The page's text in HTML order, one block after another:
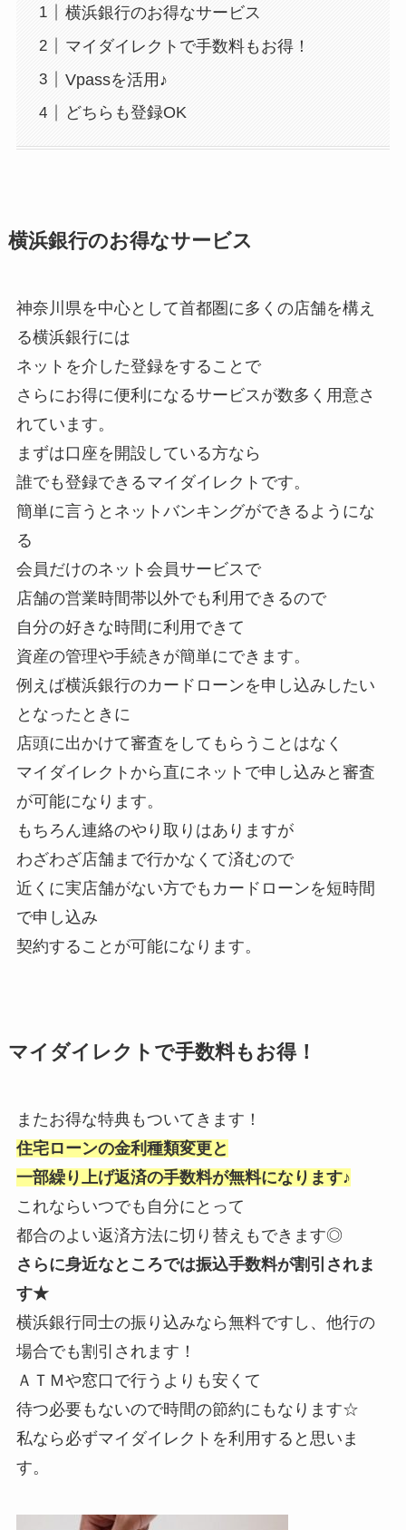
横浜銀行のお得なサービス
マイダイレクトで手数料もお得！
Vpassを活用♪
どちらも登録OK
横浜銀行のお得なサービス
神奈川県を中心として首都圏に多くの店舗を構え
る横浜銀行には
ネットを介した登録をすることで
さらにお得に便利になるサービスが数多く用意さ
れています。
まずは口座を開設している方なら
誰でも登録できるマイダイレクトです。
簡単に言うとネットバンキングができるようにな
る
会員だけのネット会員サービスで
店舗の営業時間帯以外でも利用できるので
自分の好きな時間に利用できて
資産の管理や手続きが簡単にできます。
例えば横浜銀行のカードローンを申し込みしたい
となったときに
店頭に出かけて審査をしてもらうことはなく
マイダイレクトから直にネットで申し込みと審査
が可能になります。
もちろん連絡のやり取りはありますが
わざわざ店舗まで行かなくて済むので
近くに実店舗がない方でもカードローンを短時間
で申し込み
契約することが可能になります。
マイダイレクトで手数料もお得！
またお得な特典もついてきます！
住宅ローンの金利種類変更と
一部繰り上げ返済の手数料が無料になります♪
これならいつでも自分にとって
都合のよい返済方法に切り替えもできます◎
さらに身近なところでは振込手数料が割引されま
す★
横浜銀行同士の振り込みなら無料ですし、他行の
場合でも割引されます！
ＡＴＭや窓口で行うよりも安くて
待つ必要もないので時間の節約にもなります☆
私なら必ずマイダイレクトを利用すると思いま
す。